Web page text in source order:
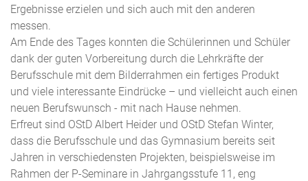
Ergebnisse erzielen und sich auch mit den anderen
messen.
Am Ende des Tages konnten die Schülerinnen und Schüler
dank der guten Vorbereitung durch die Lehrkräfte der
Berufsschule mit dem Bilderrahmen ein fertiges Produkt
und viele interessante Eindrücke – und vielleicht auch einen
neuen Berufswunsch - mit nach Hause nehmen.
Erfreut sind OStD Albert Heider und OStD Stefan Winter,
dass die Berufsschule und das Gymnasium bereits seit
Jahren in verschiedensten Projekten, beispielsweise im
Rahmen der P-Seminare in Jahrgangsstufe 11, eng